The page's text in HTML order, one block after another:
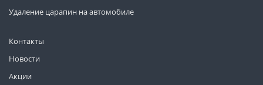
Контакты
Новости
Акции
Удаление царапин на автомобиле